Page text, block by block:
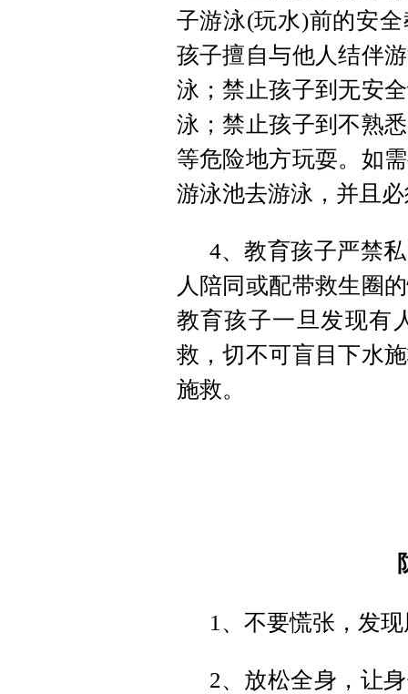
子游泳(玩水)前的安
孩子擅自与他人结伴
泳；禁止孩子到无安
泳；禁止孩子到不熟
等危险地方玩耍。如
游泳池去游泳，并且
4、教育孩子严禁
人陪同或配带救生圈
教育孩子一旦发现有
救，切不可盲目下水
施救。
1、不要慌张，发
2、放松全身，让